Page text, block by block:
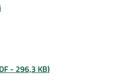
- 296,3 KB)